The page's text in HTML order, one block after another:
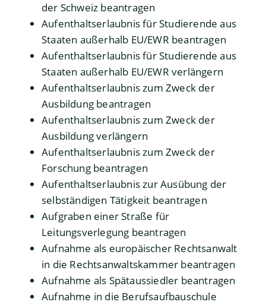
der Schweiz beantragen
Aufenthaltserlaubnis für Studierende aus
Staaten außerhalb EU/EWR beantragen
Aufenthaltserlaubnis für Studierende aus
Staaten außerhalb EU/EWR verlängern
Aufenthaltserlaubnis zum Zweck der
Ausbildung beantragen
Aufenthaltserlaubnis zum Zweck der
Ausbildung verlängern
Aufenthaltserlaubnis zum Zweck der
Forschung beantragen
Aufenthaltserlaubnis zur Ausübung der
selbständigen Tätigkeit beantragen
Aufgraben einer Straße für
Leitungsverlegung beantragen
Aufnahme als europäischer Rechtsanwalt
in die Rechtsanwaltskammer beantragen
Aufnahme als Spätaussiedler beantragen
Aufnahme in die Berufsaufbauschule